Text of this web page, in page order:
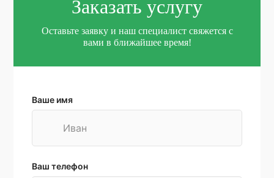
Заказать услугу
Оставьте заявку и наш специалист свяжется с
вами в ближайшее время!
Ваше имя
Ваш телефон